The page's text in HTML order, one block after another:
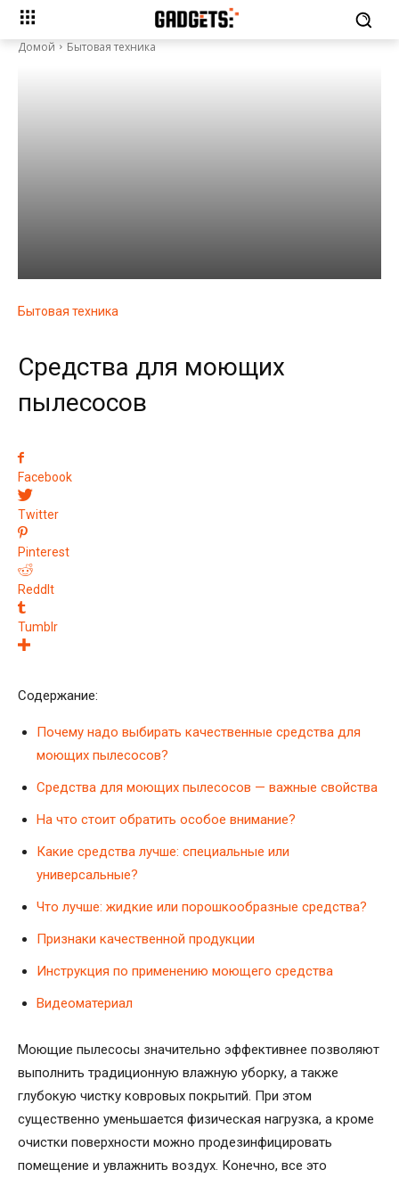
Домой Бытовая техника
Бытовая техника
Средства для моющих
пылесосов
Facebook
Twitter
Pinterest
ReddIt
Tumblr
Содержание:
Почему надо выбирать качественные средства для
моющих пылесосов?
Средства для моющих пылесосов — важные свойства
На что стоит обратить особое внимание?
Какие средства лучше: специальные или
универсальные?
Что лучше: жидкие или порошкообразные средства?
Признаки качественной продукции
Инструкция по применению моющего средства
Видеоматериал
Моющие пылесосы значительно эффективнее позволяют
выполнить традиционную влажную уборку, а также
глубокую чистку ковровых покрытий. При этом
существенно уменьшается физическая нагрузка, а кроме
очистки поверхности можно продезинфицировать
помещение и увлажнить воздух. Конечно, все это